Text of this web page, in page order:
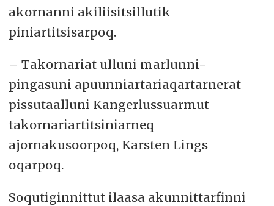
akornanni akiliisitsillutik
piniartitsisarpoq.
– Takornariat ulluni marlunni-
pingasuni apuunniartariaqartarnerat
pissutaalluni Kangerlussuarmut
takornariartitsiniarneq
ajornakusoorpoq, Karsten Lings
oqarpoq.
Soqutiginnittut ilaasa akunnittarfinni